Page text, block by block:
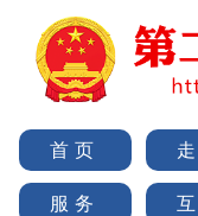
首页
服务